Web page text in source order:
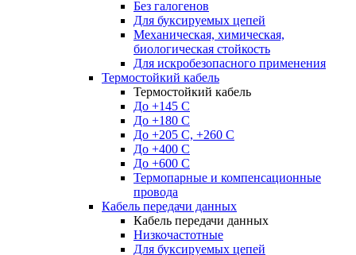
Без галогенов
Для буксируемых цепей
Механическая, химическая,
биологическая стойкость
Для искробезопасного применения
Термостойкий кабель
Термостойкий кабель
До +145 С
До +180 C
До +205 С, +260 С
До +400 C
До +600 С
Термопарные и компенсационные
провода
Кабель передачи данных
Кабель передачи данных
Низкочастотные
Для буксируемых цепей